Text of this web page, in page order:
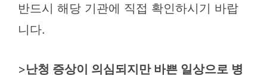
반드시 해당 기관에 직접 확인하시기 바랍
니다.
>난청 증상이 의심되지만 바쁜 일상으로 병